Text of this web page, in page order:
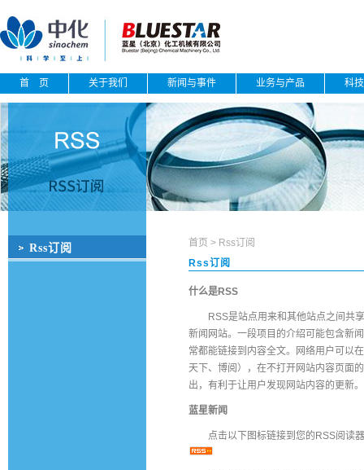
首 页 关于我们 新闻与事件 业务与产品 科
Rss订阅 首页 > Rss订阅
Rss订阅
什么是RSS
RSS是站点用来和其他站点之间共享
新闻网站。一段项目的介绍可能包含新
常都能链接到内容全文。网络用户可以
天下、博阅），在不打开网站内容页面
出，有利于让用户发现网站内容的更新。
蓝星新闻
点击以下图标链接到您的RSS阅读